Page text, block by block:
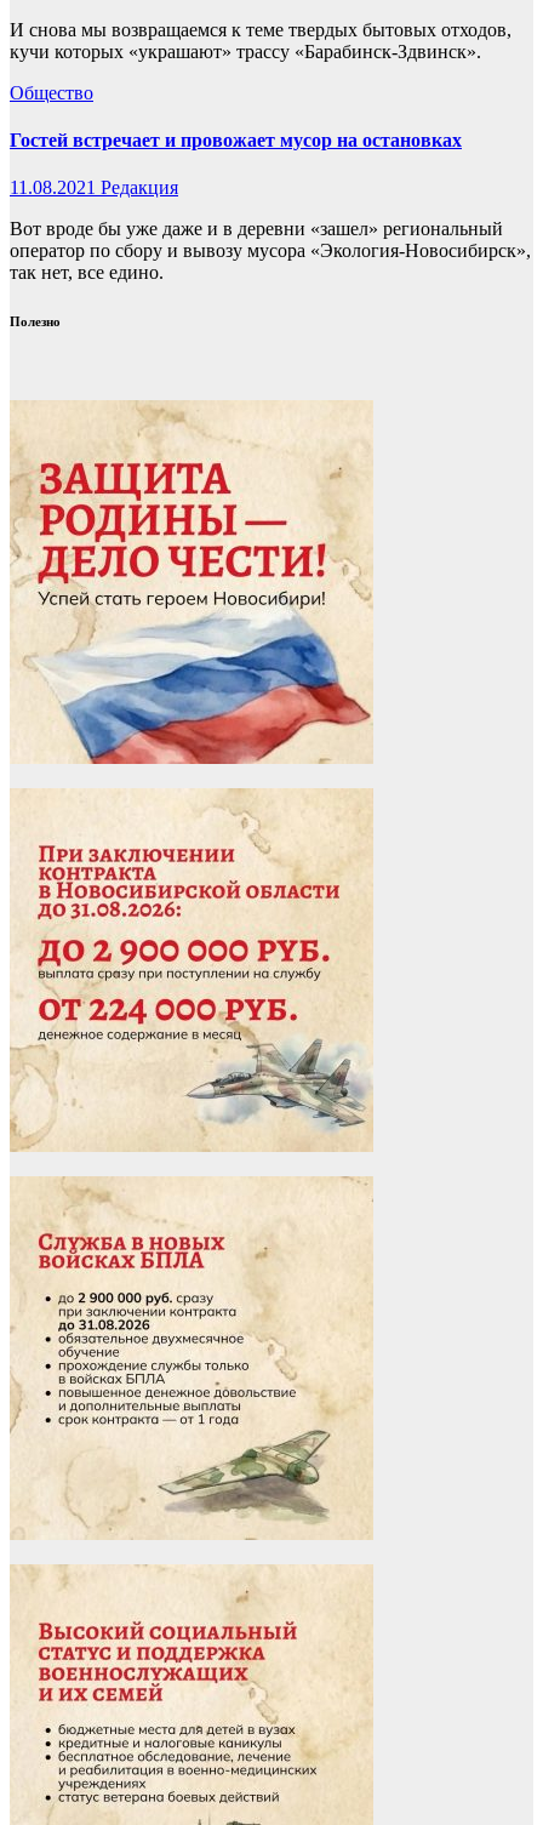
И снова мы возвращаемся к теме твердых бытовых отходов,
кучи которых «украшают» трассу «Барабинск-Здвинск».
Общество
Гостей встречает и провожает мусор на остановках
11.08.2021 Редакция
Вот вроде бы уже даже и в деревни «зашел» региональный
оператор по сбору и вывозу мусора «Экология-Новосибирск»,
так нет, все едино.
Полезно